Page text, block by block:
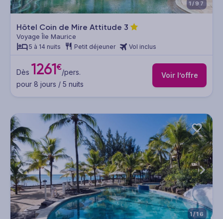
1/97
Hôtel Coin de Mire Attitude 3
Voyage Île Maurice
5 à 14 nuits Petit déjeuner Vol inclus
Dès 1261€/pers.
pour 8 jours / 5 nuits
Voir l’offre
1/16